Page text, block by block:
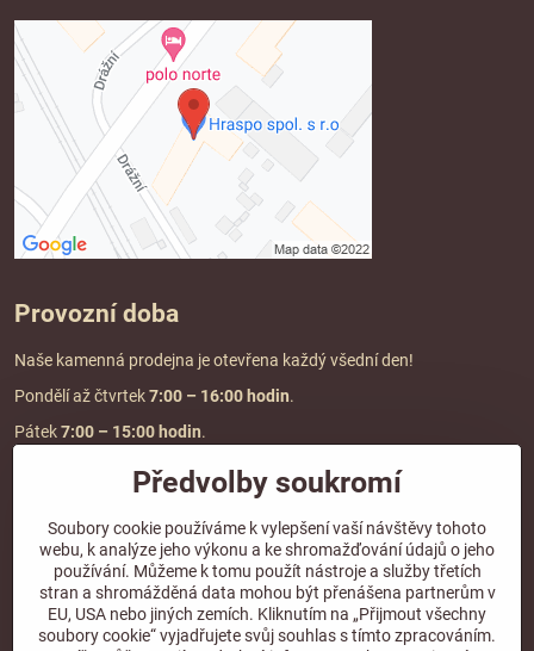
Provozní doba
Naše kamenná prodejna je otevřena každý všední den!
Pondělí až čtvrtek7:00 – 16:00 hodin.
Pátek7:00 – 15:00 hodin.
Doprava a platba
DOPRAVA ZDARMA
při objednávce nad2000 Kč vč. DPH.
*Nevztahuje se na paletovou přepravu.
Předvolby soukromí
Soubory cookie používáme k vylepšení vaší návštěvy tohoto
webu, k analýze jeho výkonu a ke shromažďování údajů o jeho
používání. Můžeme k tomu použít nástroje a služby třetích
stran a shromážděná data mohou být přenášena partnerům v
EU, USA nebo jiných zemích. Kliknutím na „Přijmout všechny
soubory cookie“ vyjadřujete svůj souhlas s tímto zpracováním.